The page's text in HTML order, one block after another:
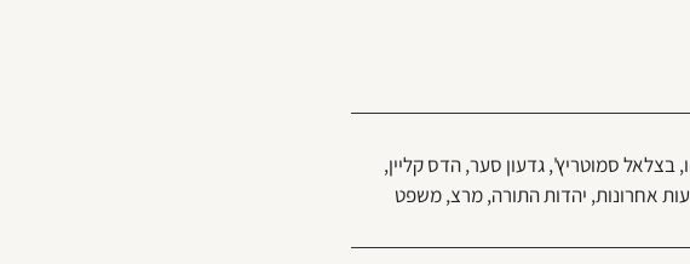
,בצלאל סמוטריץ',גדעון סער,הדס קליין,
אחרונות, יהדות התורה,מרצ,משפט